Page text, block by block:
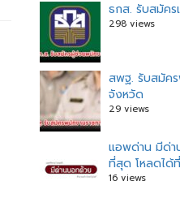
ธกส. รับสมัค
298 views
สพฐ. รับสมัคร
จังหวัด
29 views
แอพด่าน มีด่
ที่สุด โหลดได้
16 views